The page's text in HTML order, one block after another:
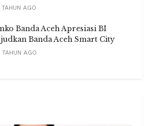
AGO
Banda Aceh Apresiasi BI
Banda Aceh Smart City
TAHUN AGO